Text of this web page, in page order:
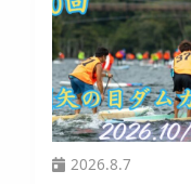
2026.8.7